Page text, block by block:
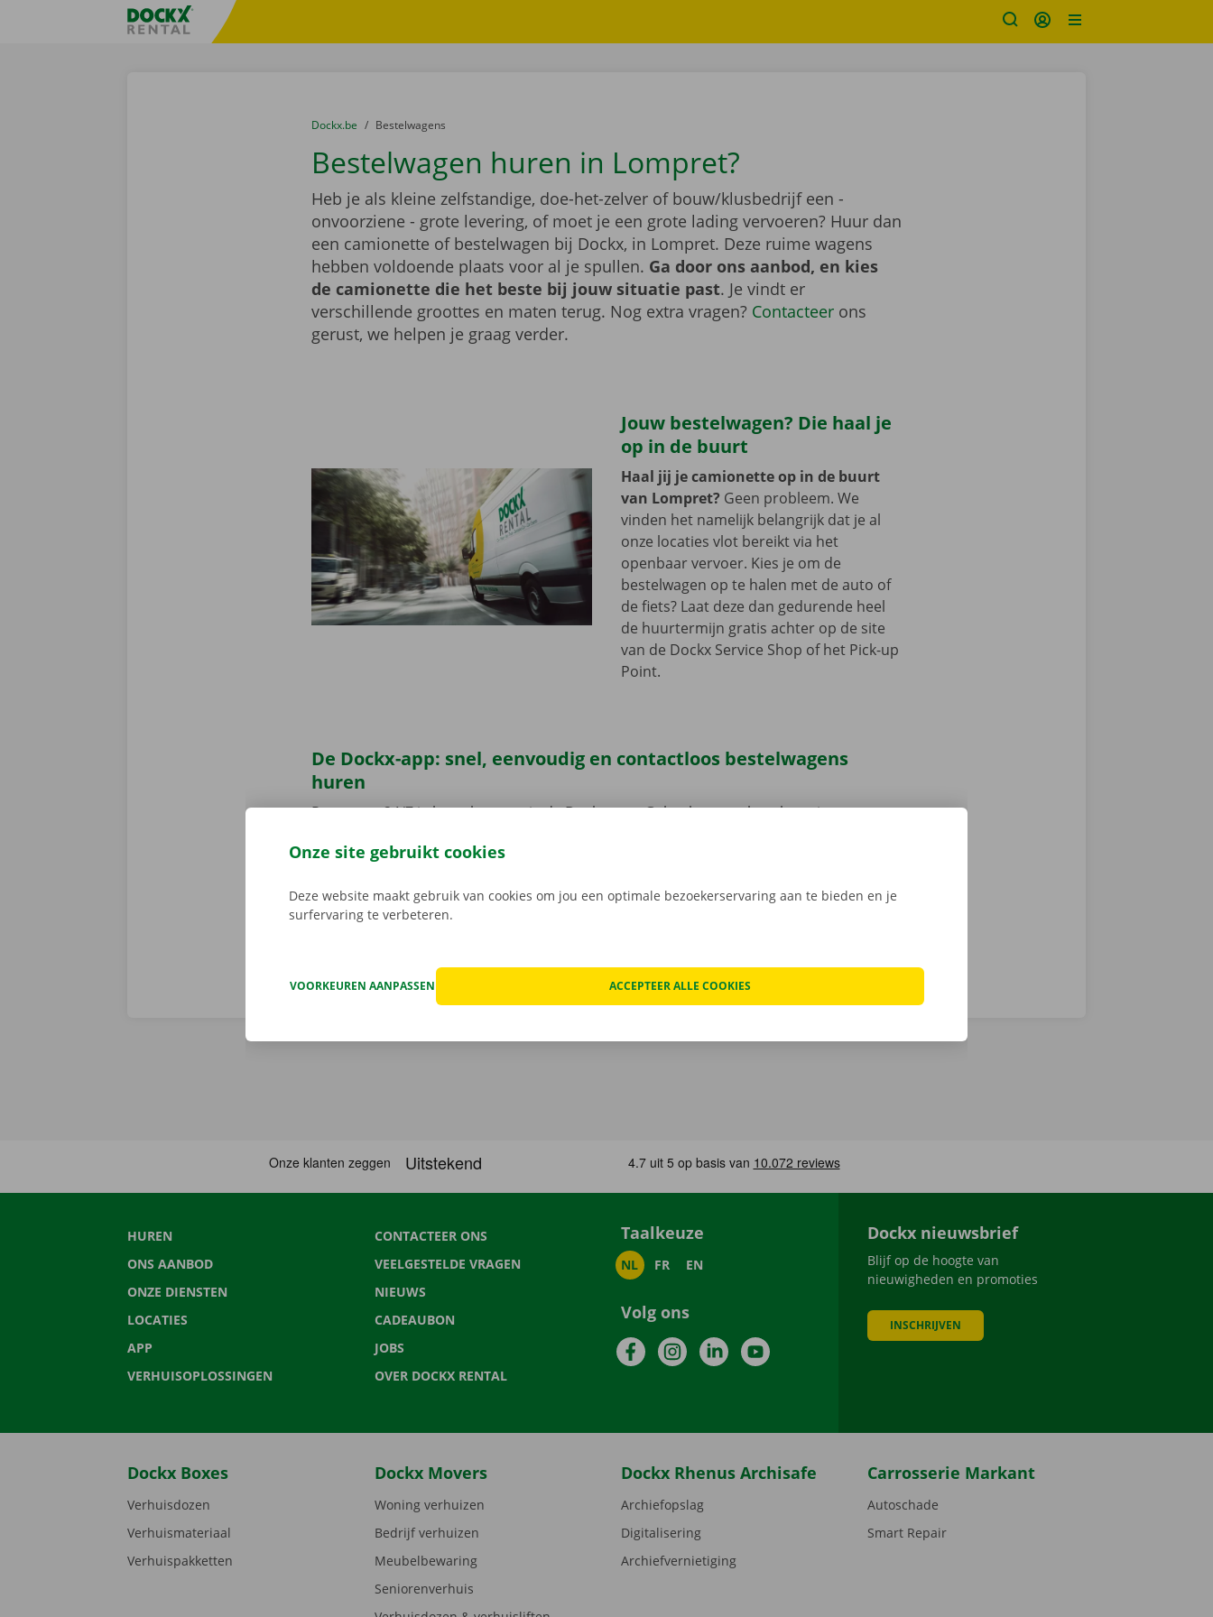
Taalselectie overslaanFratello DEMO
U bevindt zich hier:
van
Dockx.be naar
Bestelwagens
Bestelwagen huren in Lompret?
Heb je als kleine zelfstandige, doe-het-zelver of bouw/klusbedrijf een -
onvoorziene - grote levering, of moet je een grote lading vervoeren? Huur dan
een camionette of bestelwagen bij Dockx, in Lompret. Deze ruime wagens
hebben voldoende plaats voor al je spullen. Ga door ons aanbod, en kies
de camionette die het beste bij jouw situatie past. Je vindt er
verschillende groottes en maten terug. Nog extra vragen? Contacteerons
gerust, we helpen je graag verder.
Jouw bestelwagen? Die haal je
op in de buurt
Haal jij je camionette op in de buurt
van Lompret? Geen probleem. We
vinden het namelijk belangrijk dat je al
onze locaties vlot bereikt via het
openbaar vervoer. Kies je om de
bestelwagen op te halen met de auto of
de fiets? Laat deze dan gedurende heel
de huurtermijn gratis achter op de site
van de Dockx Service Shop of het Pick-up
Point.
De Dockx-app: snel, eenvoudig en contactloos bestelwagens
huren
Reserveer 24/7 je bestelwagen via de Dockx-app. Geheel contactloos huur je een
je afhaalpunt, maak je keuze uit het aanbod voertuigen, reken af en je bent klaar om te
HUREN
ONS AANBOD
ONZE DIENSTEN
LOCATIES
APP
VERHUISOPLOSSINGEN
CONTACTEER ONS
VEELGESTELDE VRAGEN
NIEUWS
CADEAUBON
JOBS
OVER DOCKX RENTAL
Taalkeuze
NL FR EN
Volg ons
FacebookInstagramLinkedInYouTube
Dockx nieuwsbrief
Blijf op de hoogte van
nieuwigheden en promoties
INSCHRIJVEN
Dockx Boxes
Verhuisdozen
Verhuismateriaal
Verhuispakketten
Dockx Movers
Woning verhuizen
Bedrijf verhuizen
Meubelbewaring
Seniorenverhuis
Dockx Rhenus Archisafe
Archiefopslag
Digitalisering
Archiefvernietiging
Carrosserie Markant
Autoschade
Smart Repair
Onze site gebruikt cookies
Deze website maakt gebruik van cookies om jou een optimale bezoekerservaring aan te bieden en je
surfervaring te verbeteren.
VOORKEUREN AANPASSEN ACCEPTEER ALLE COOKIES